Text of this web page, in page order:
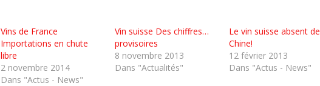
dans
une
nouvelle
fenêtre)
une
nouvelle
fenêtre)
nouvelle
fenêtre)
Vins de France
Importations en chute
libre
2 novembre 2014
Dans "Actus - News"
Vin suisse Des chiffres…
provisoires
8 novembre 2013
Dans "Actualités"
Le vin suisse absent de
Chine!
12 février 2013
Dans "Actus - News"